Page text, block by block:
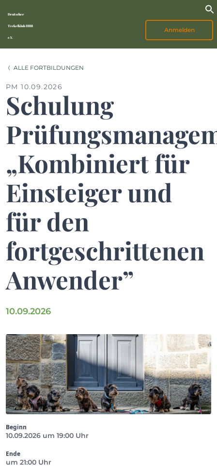
Deutscher
Teckelklub 1888
e.V.
Anmelden
ALLE FORTBILDUNGEN
PM 10.09.2026
Schulung
„Kombiniert für
Einsteiger und
für den
fortgeschrittenen
Anwender”
10.09.2026
Beginn
10.09.2026 um 19:00 Uhr
Ende
um 21:00 Uhr